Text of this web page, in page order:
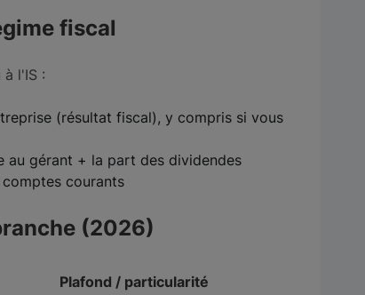
fiscal
à l'IS :
(résultat fiscal), y compris si vous
au gérant + la part des dividendes
courants
(2026)
Plafond / particularité